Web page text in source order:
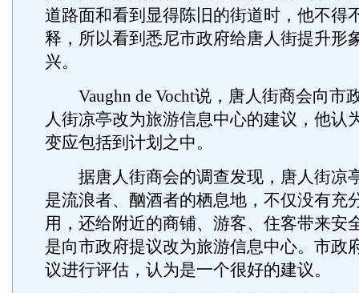
道路面和看到显得陈旧的街道时，他不得
释，所以看到悉尼市政府给唐人街提升形
兴。
Vaughn de Vocht说，唐人街商会向市
人街凉亭改为旅游信息中心的建议，他认
变应包括到计划之中。
据唐人街商会的调查发现，唐人街凉
是流浪者、酗酒者的栖息地，不仅没有充
用，还给附近的商铺、游客、住客带来安
是向市政府提议改为旅游信息中心。市政
议进行评估，认为是一个很好的建议。